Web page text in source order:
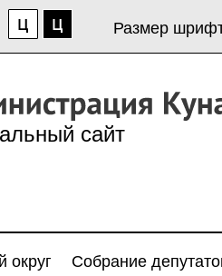
Размер
сайт
округ
Собрание